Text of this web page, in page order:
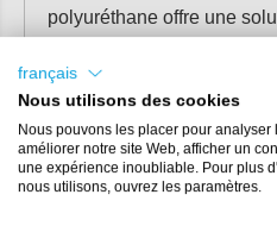
polyuréthane offre une
Isolation
Froth-Pak est un isolant
utilisé pour l'isolation
français
Nous utilisons des cookies
Nous pouvons les placer pour
améliorer notre site Web, afficher un
une expérience inoubliable. Pour plus
nous utilisons, ouvrez les paramètres.